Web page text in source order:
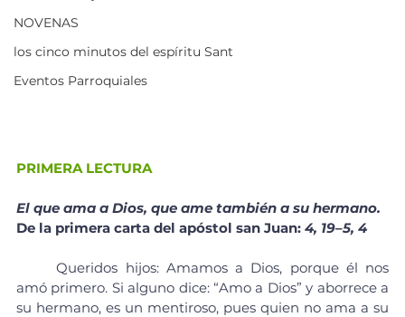
NOVENAS
los cinco minutos del espíritu Sant
Eventos Parroquiales
PRIMERA LECTURA
El que ama a Dios, que ame también a su hermano.
De la primera carta del apóstol san Juan: 4, 19–5, 4
	Queridos hijos: Amamos a Dios, porque él nos
amó primero. Si alguno dice: “Amo a Dios” y aborrece a
su hermano, es un mentiroso, pues quien no ama a su